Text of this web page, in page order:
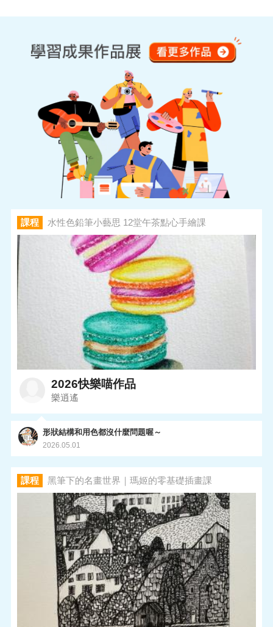
課程 水性色鉛筆小藝思 12堂午茶點心手繪課
2026快樂喵作品
樂逍遙
形狀結構和用色都沒什麼問題喔～
2026.05.01
課程 黑筆下的名畫世界｜瑪姬的零基礎插畫課